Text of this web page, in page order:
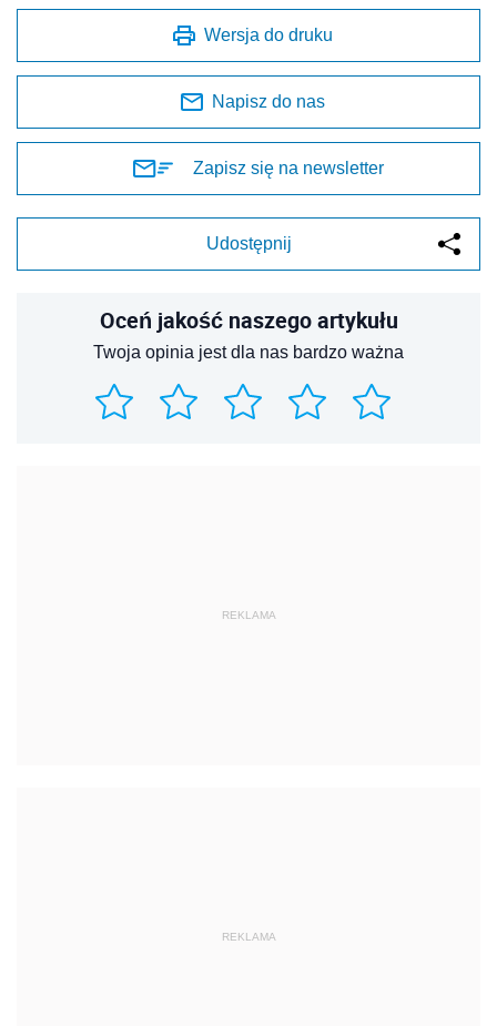
Wersja do druku
Napisz do nas
Zapisz się na newsletter
Udostępnij
Oceń jakość naszego artykułu
Twoja opinia jest dla nas bardzo ważna
REKLAMA
REKLAMA